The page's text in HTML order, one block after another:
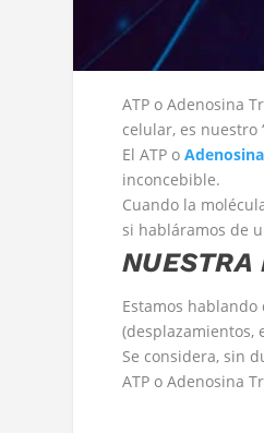
ATP o Adenosina
celular, es nuestro
El ATP o
inconcebible.
Cuando la
si habláramos de
NUESTRA
Estamos
(desplazamientos,
Se considera, sin
ATP o Adenosina